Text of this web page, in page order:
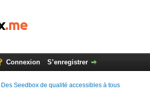
Connexion S’enregistrer
Seedbox de qualité accessibles à tous